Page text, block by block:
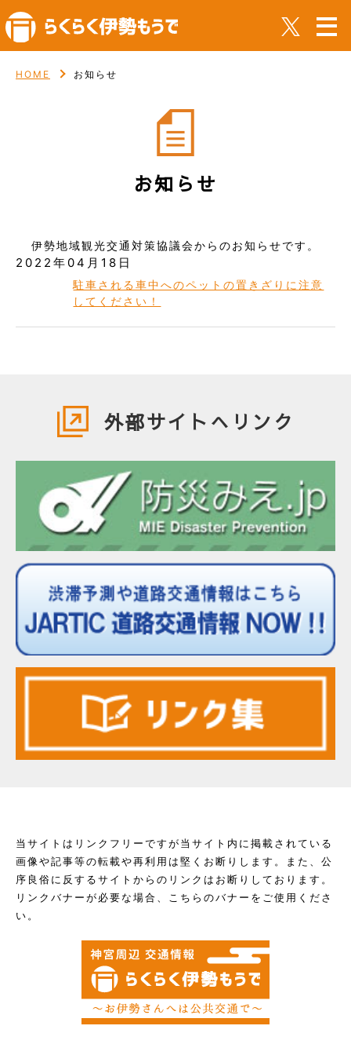
HOME お知らせ
お知らせ
伊勢地域観光交通対策協議会からのお知らせです。
2022年04月18日
駐車される車中へのペットの置きざりに注意
してください！
外部サイトへリンク
当サイトはリンクフリーですが当サイト内に掲載されている
画像や記事等の転載や再利用は堅くお断りします。また、公
序良俗に反するサイトからのリンクはお断りしております。
リンクバナーが必要な場合、こちらのバナーをご使用くださ
い。